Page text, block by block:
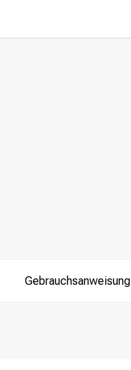
Gebrauchsanweisung